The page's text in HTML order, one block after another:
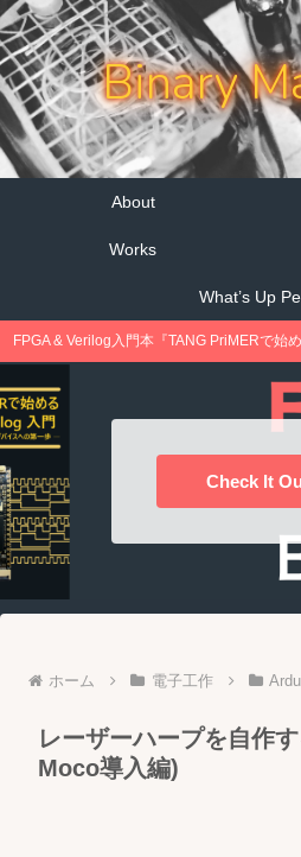
Binary
About
Works
What’s Up
FPGA & Verilog入門本『TANG PriMERで始
Check It
ホーム 電子工作
レーザーハープを自作
Moco導入編)